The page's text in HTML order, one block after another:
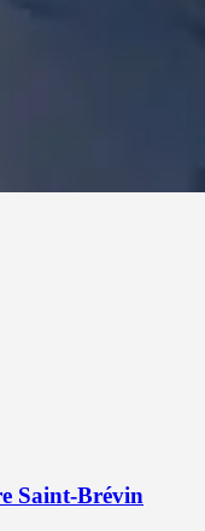
Saint-Brévin